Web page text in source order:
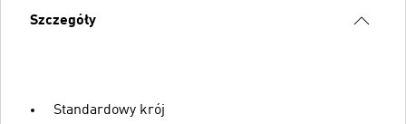
Szczegóły
Standardowy krój